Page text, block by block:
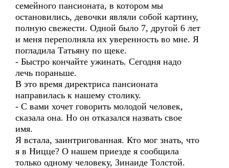
семейного пансионата, в котором мы
остановились, девочки являли собой картину,
полную свежести. Одной было 7, другой 6 лет
и меня переполняла их уверенность во мне. Я
погладила Татьяну по щеке.
- Быстро кончайте ужинать. Сегодня надо
лечь пораньше.
В это время директриса пансионата
направилась к нашему столику.
- С вами хочет говорить молодой человек,
сказала она. Но он отказался назвать свое
имя.
Я встала, заинтригованная. Кто мог знать, что
я в Ницце? О нашем приезде я сообщила
только одному человеку, Зинаиде Толстой.